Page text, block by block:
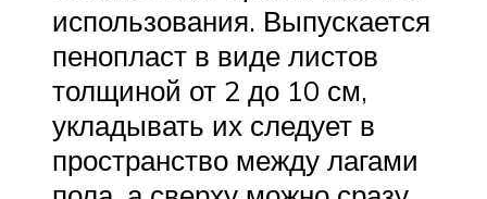
использования. Выпускается
пенопласт в виде листов
толщиной от 2 до 10 см,
укладывать их следует в
пространство между лагами